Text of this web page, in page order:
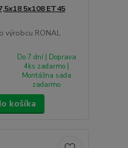
5x108 ET45
výrobcu RONAL
Do 7 dní | Doprava
4ks zadarmo |
Montážna sada
zadarmo
košíka